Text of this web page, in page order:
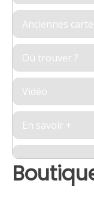
Anciennes
Où trouver ?
Vidéo
En savoir +